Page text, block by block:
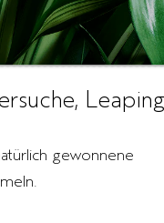
gewonnene